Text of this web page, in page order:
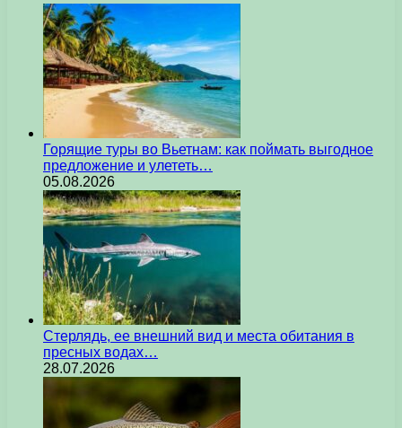
Горящие туры во Вьетнам: как поймать выгодное
предложение и улететь…
05.08.2026
Стерлядь, ее внешний вид и места обитания в
пресных водах…
28.07.2026